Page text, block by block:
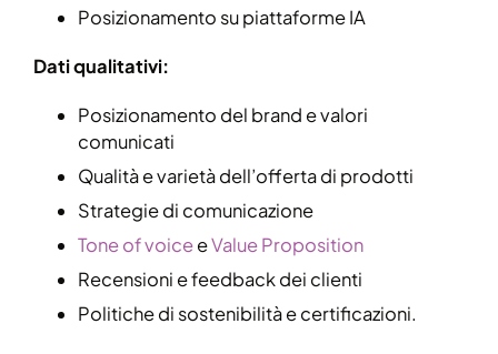
Posizionamento su piattaforme IA
Dati qualitativi:
Posizionamento del brand e valori
comunicati
Qualità e varietà dell’offerta di prodotti
Strategie di comunicazione
Tone of voiceeValue Proposition
Recensioni e feedback dei clienti
Politiche di sostenibilità e certificazioni.